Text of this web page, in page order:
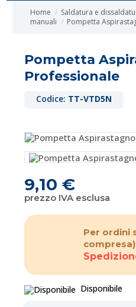
Home Saldatura e
manuali
Pompetta
Pompetta
Professionale
Codice: TT-VTD5N
9,10 €
prezzo IVA esclusa
Per ordini
compresa)
Disponibile